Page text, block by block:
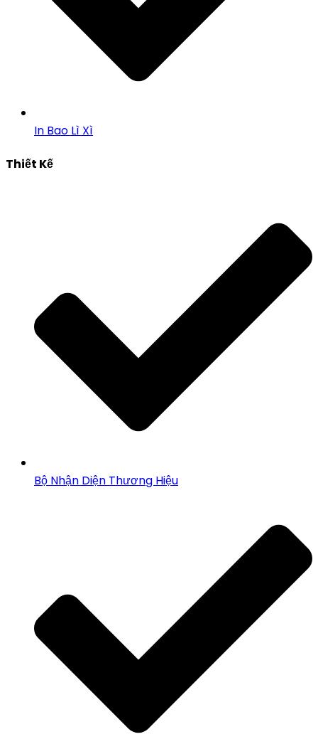
In Bao Lì Xì
Thiết Kế
Bộ Nhận Diện Thương Hiệu